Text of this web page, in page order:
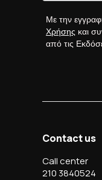
Με την
Χρήσης και
από τις
Contact us
Call center
210 3840524